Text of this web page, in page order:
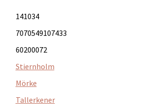
141034
7070549107433
60200072
Stiernholm
Mörke
Tallerkener